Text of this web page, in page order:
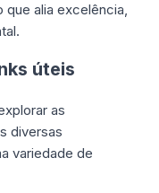
que alia excelência,
úteis
as
diversas
variedade de